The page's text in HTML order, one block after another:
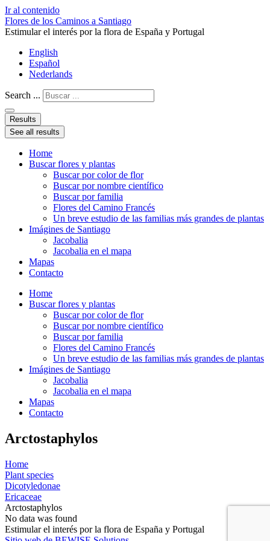
Ir al contenido
Flores de los Caminos a Santiago
Estimular el interés por la flora de España y Portugal
English
Español
Nederlands
Search ...
Results
See all results
Home
Buscar flores y plantas
Buscar por color de flor
Buscar por nombre científico
Buscar por familia
Flores del Camino Francés
Un breve estudio de las familias más grandes de plantas
Imágines de Santiago
Jacobalia
Jacobalia en el mapa
Mapas
Contacto
Home
Buscar flores y plantas
Buscar por color de flor
Buscar por nombre científico
Buscar por familia
Flores del Camino Francés
Un breve estudio de las familias más grandes de plantas
Imágines de Santiago
Jacobalia
Jacobalia en el mapa
Mapas
Contacto
Arctostaphylos
Home
Plant species
Dicotyledonae
Ericaceae
Arctostaphylos
No data was found
Estimular el interés por la flora de España y Portugal